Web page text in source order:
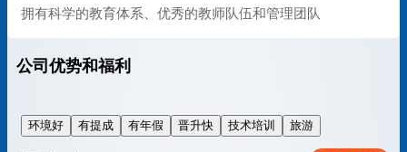
拥有科学的教育体系、优秀的教师队伍和管理团队
公司优势和福利
环境好 有提成 有年假 晋升快 技术培训 旅游